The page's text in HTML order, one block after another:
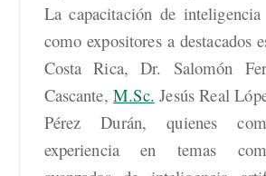
La capacitación de
como expositores a destacados
Costa Rica, Dr. Salomón
Cascante,M.Sc. Jesús Real
Pérez Durán, quienes
experiencia en temas